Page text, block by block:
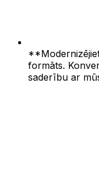
formāts.
saderību ar